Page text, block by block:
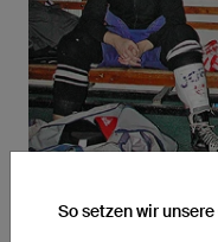
So setzen wir